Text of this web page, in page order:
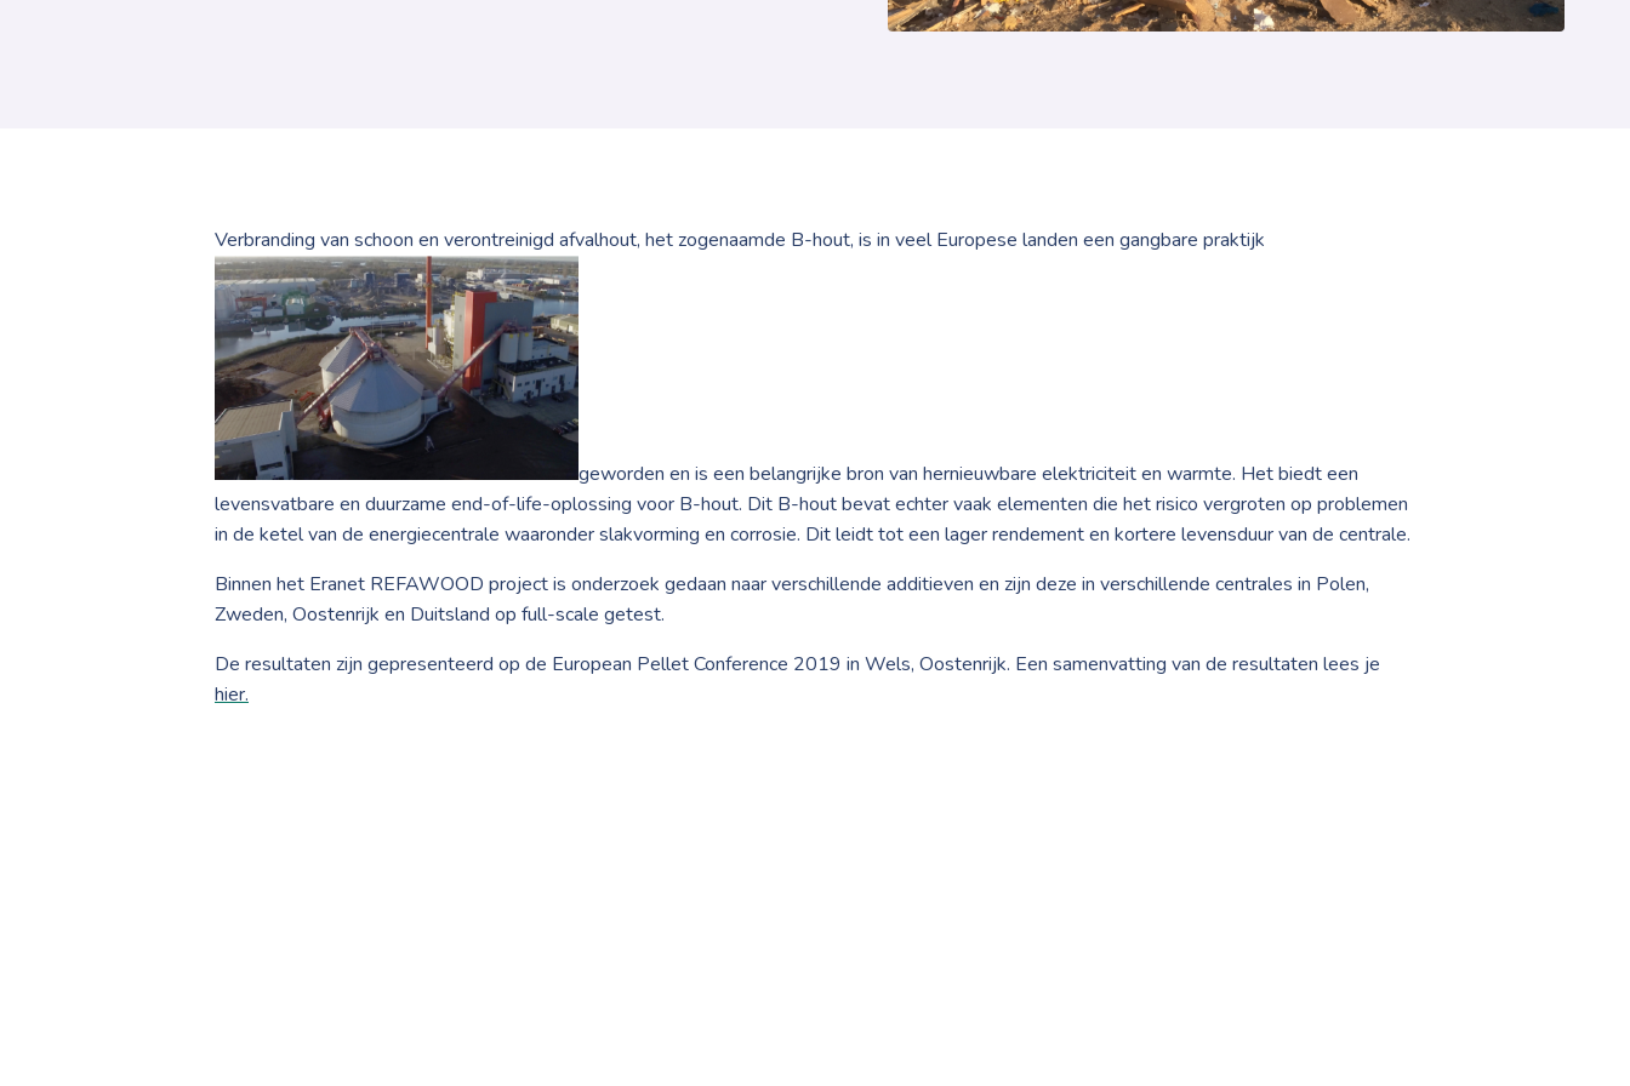
Verbranding van schoon en verontreinigd afvalhout, het zogenaamde B-hout, is in veel Europese landen een gangbare praktijk
geworden en is een belangrijke bron van hernieuwbare elektriciteit en warmte. Het biedt een
levensvatbare en duurzame end-of-life-oplossing voor B-hout. Dit B-hout bevat echter vaak elementen die het risico vergroten op problemen
in de ketel van de energiecentrale waaronder slakvorming en corrosie. Dit leidt tot een lager rendement en kortere levensduur van de centrale.
Binnen het Eranet REFAWOOD project is onderzoek gedaan naar verschillende additieven en zijn deze in verschillende centrales in Polen,
Zweden, Oostenrijk en Duitsland op full-scale getest.
De resultaten zijn gepresenteerd op de European Pellet Conference 2019 in Wels, Oostenrijk. Een samenvatting van de resultaten lees je
hier.